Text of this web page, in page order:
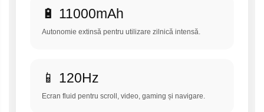
🔋 11000mAh
Autonomie extinsă pentru utilizare zilnică intensă.
📱 120Hz
Ecran fluid pentru scroll, video, gaming și navigare.